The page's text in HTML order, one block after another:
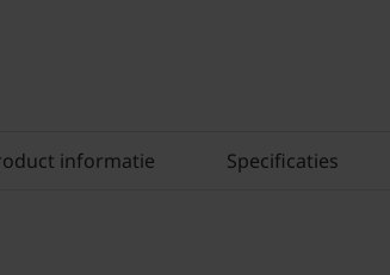
informatie Specificaties